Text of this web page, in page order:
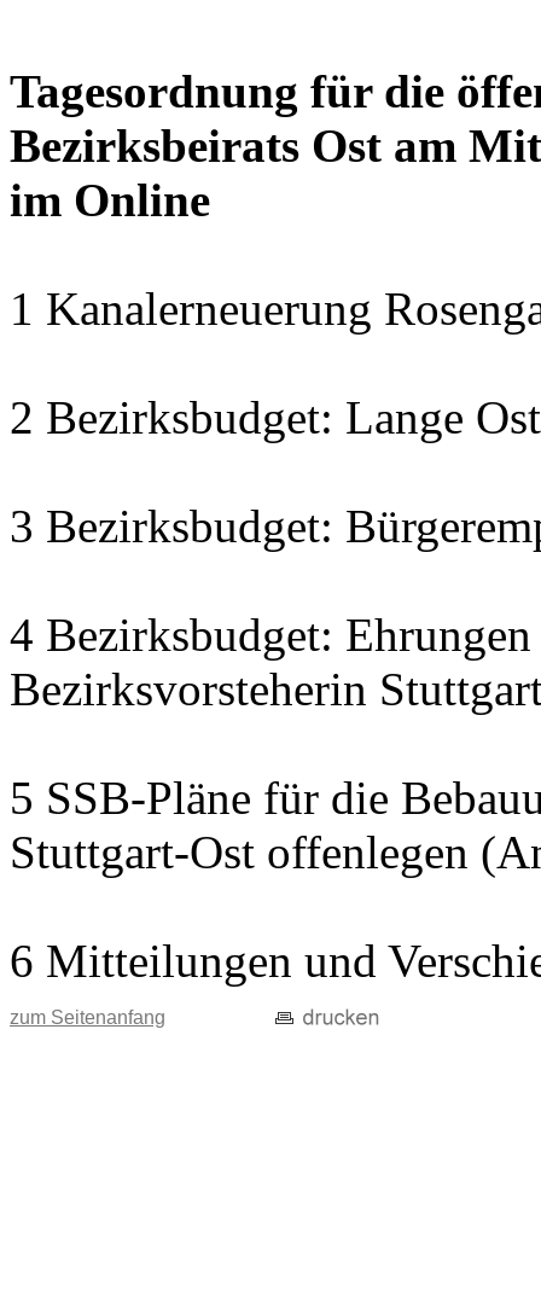
Tagesordnung für die
Bezirksbeirats Ost am
im Online
1 Kanalerneuerung
2 Bezirksbudget: Lange
3 Bezirksbudget:
4 Bezirksbudget:
Bezirksvorsteherin
5 SSB-Pläne für die
Stuttgart-Ost offenlegen
6 Mitteilungen und
zum Seitenanfang